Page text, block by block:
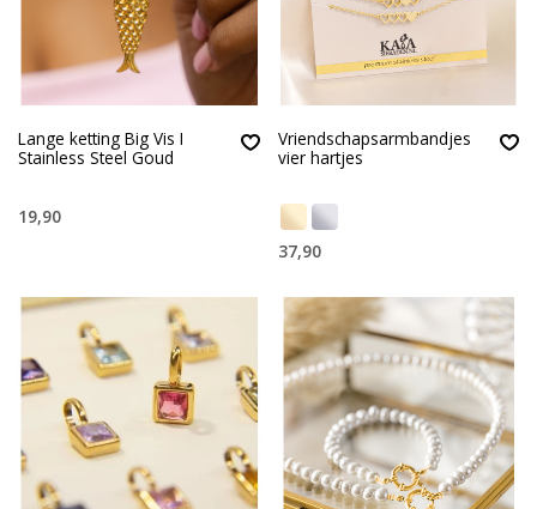
Lange ketting Big Vis I
Stainless Steel Goud
19,90
Vriendschapsarmbandjes
vier hartjes
37,90